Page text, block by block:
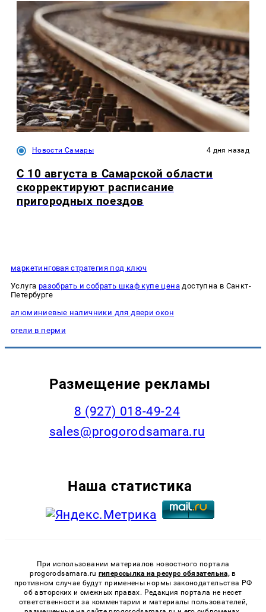
Новости Самары 4 дня назад
С 10 августа в Самарской области
скорректируют расписание
пригородных поездов
маркетинговая стратегия под ключ
Услуга разобрать и собрать шкаф купе цена доступна в Санкт-
Петербурге
алюминиевые наличники для двери окон
отели в перми
Размещение рекламы
8 (927) 018-49-24
sales@progorodsamara.ru
Наша статистика
При использовании материалов новостного портала
progorodsamara.ru гиперссылка на ресурс обязательна, в
противном случае будут применены нормы законодательства РФ
об авторских и смежных правах. Редакция портала не несет
ответственности за комментарии и материалы пользователей,